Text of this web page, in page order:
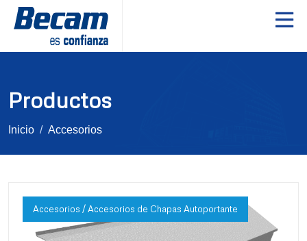
Productos
Inicio Accesorios
Accesorios / Accesorios de Chapas Autoportante